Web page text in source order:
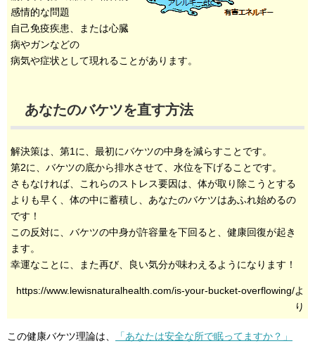
感情的な問題
自己免疫疾患、または心臓
病やガンなどの
病気や症状として現れることがあります。
あなたのバケツを直す方法
解決策は、第1に、最初にバケツの中身を減らすことです。
第2に、バケツの底から排水させて、水位を下げることです。
さもなければ、これらのストレス要因は、体が取り除こうとする
よりも早く、体の中に蓄積し、あなたのバケツはあふれ始めるの
です！
この反対に、バケツの中身が許容量を下回ると、健康回復が起き
ます。
幸運なことに、また再び、良い気分が味わえるようになります！
https://www.lewisnaturalhealth.com/is-your-bucket-overflowing/よ
り
この健康バケツ理論は、
「あなたは安全な所で眠ってますか？」